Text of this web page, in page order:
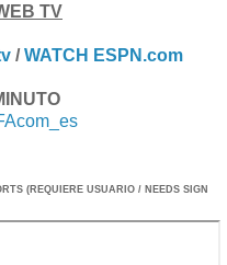
TV
/WATCH ESPN .com
(REQUIERE USUARIO / NEEDS SIGN